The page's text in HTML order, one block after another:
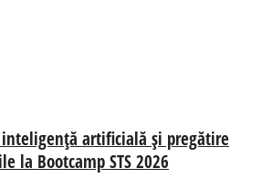
artificială și pregătire
la Bootcamp STS 2026